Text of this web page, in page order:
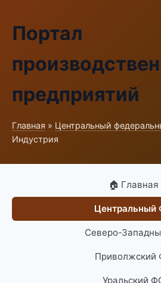
Портал
предприятий
Главная » Центральный
Индустрия
🏠 Главная
Центральный
Северо-
Приволжский
Уральский